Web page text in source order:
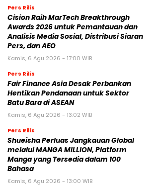
Pers Rilis
Cision Raih MarTech Breakthrough
Awards 2026 untuk Pemantauan dan
Analisis Media Sosial, Distribusi Siaran
Pers, dan AEO
Kamis, 6 Agu 2026 - 17:00 WIB
Pers Rilis
Fair Finance Asia Desak Perbankan
Hentikan Pendanaan untuk Sektor
Batu Bara di ASEAN
Kamis, 6 Agu 2026 - 13:02 WIB
Pers Rilis
Shueisha Perluas Jangkauan Global
melalui MANGA MILLION, Platform
Manga yang Tersedia dalam 100
Bahasa
Kamis, 6 Agu 2026 - 13:00 WIB